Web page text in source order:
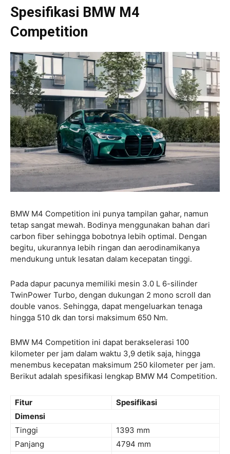
Spesifikasi BMW M4
Competition
BMW M4 Competition ini punya tampilan gahar, namun
tetap sangat mewah. Bodinya menggunakan bahan dari
carbon fiber sehingga bobotnya lebih optimal. Dengan
begitu, ukurannya lebih ringan dan aerodinamikanya
mendukung untuk lesatan dalam kecepatan tinggi.
Pada dapur pacunya memiliki mesin 3.0 L 6-silinder
TwinPower Turbo, dengan dukungan 2 mono scroll dan
double vanos. Sehingga, dapat mengeluarkan tenaga
hingga 510 dk dan torsi maksimum 650 Nm.
BMW M4 Competition ini dapat berakselerasi 100
kilometer per jam dalam waktu 3,9 detik saja, hingga
menembus kecepatan maksimum 250 kilometer per jam.
Berikut adalah spesifikasi lengkap BMW M4 Competition.
Fitur
Spesifikasi
Dimensi
Tinggi
1393 mm
Panjang
4794 mm